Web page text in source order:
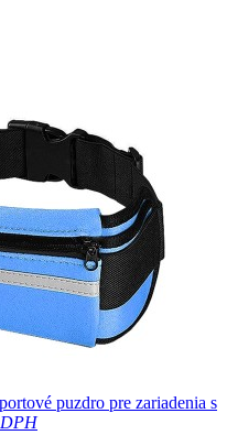
puzdro pre zariadenia s